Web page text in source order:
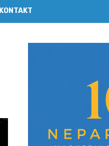
KONTAKT